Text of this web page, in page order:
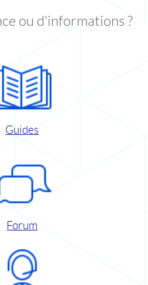
ou d'informations ?
Guides
Forum